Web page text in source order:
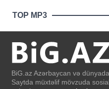
TOP MP3
BiG.az Azərbaycan və
Saytda müxtəlif mövzuda